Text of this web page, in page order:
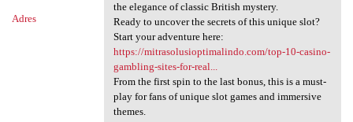
Adres
the elegance of classic British mystery.
Ready to uncover the secrets of this unique slot?
Start your adventure here:
https://mitrasolusioptimalindo.com/top-10-casino-
gambling-sites-for-real...
From the first spin to the last bonus, this is a must-
play for fans of unique slot games and immersive
themes.